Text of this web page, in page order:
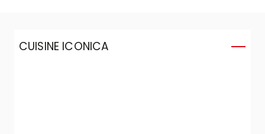
CUISINE ICONICA